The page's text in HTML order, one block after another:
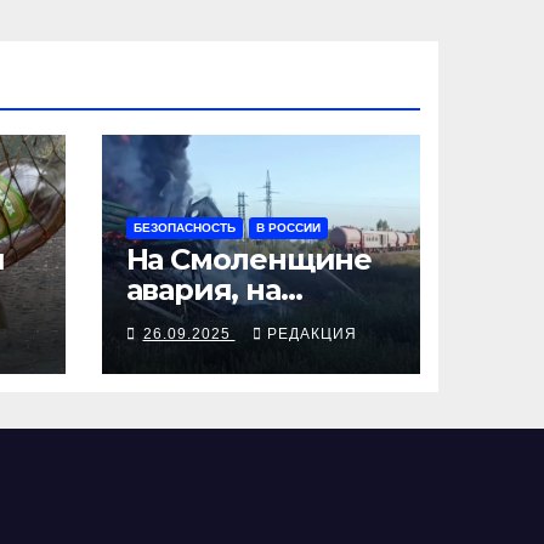
БЕЗОПАСНОСТЬ В РОССИИ
На Смоленщине
авария, на
Псковщине
взрыв
26.09.2025 РЕДАКЦИЯ